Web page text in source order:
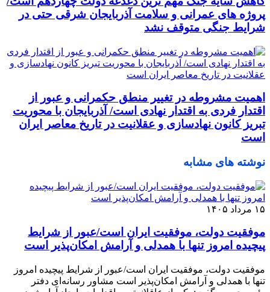
پروژه ‌های عمرانی و سلامت آذربایجان شرقی حتی در
شرایط جنگی متوقف نشد
اهمیت مشروطه در تغییر منطق حکمرانی و عبور از
اقتدار فردی به اقتدار نهادی است/ آذربایجان با محوریت
تبریز کانون نهادسازی و عقلانیت در تاریخ معاصر ایران
است
نوشته های مشابه
۱۵ مرداد ۱۴۰۵
موفقیت دولت، موفقیت ایران است/عبور از شرایط
پیچیده امروز تنها با همدلی و آرامش امکان‌پذیر است
موفقیت دولت، موفقیت ایران است/عبور از شرایط پیچیده امروز
تنها با همدلی و آرامش امکان‌پذیر است مشاور رسانه‌ای دفتر